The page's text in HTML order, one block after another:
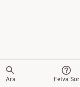
Ara Fetva Sor